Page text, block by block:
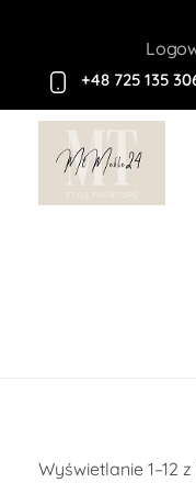
+48 725 135
Wyświetlanie 1–12